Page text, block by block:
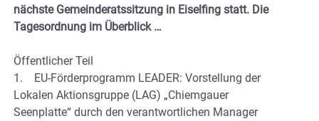
nächste Gemeinderatssitzung in Eiselfing statt. Die
Tagesordnung im Überblick …
Öffentlicher Teil
1. EU-Förderprogramm LEADER: Vorstellung der
Lokalen Aktionsgruppe (LAG) „Chiemgauer
Seenplatte“ durch den verantwortlichen Manager